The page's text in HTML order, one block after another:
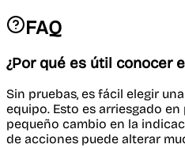
FAQ
¿Por qué es útil conocer
Sin pruebas, es fácil elegir
equipo. Esto es arriesgado
pequeño cambio en la
de acciones puede alterar